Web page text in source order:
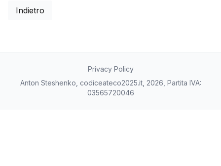
Indietro
Privacy Policy
Anton Steshenko, codiceateco2025.it, 2026, Partita IVA:
03565720046